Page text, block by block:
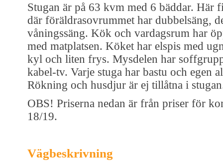
Stugan är på 63 kvm med 6 bäddar. Här
där föräldrasovrummet har dubbelsäng,
våningssäng. Kök och vardagsrum har
med matplatsen. Köket har elspis med
kyl och liten frys. Mysdelen har
kabel-tv. Varje stuga har bastu och egen
Rökning och husdjur är ej tillåtna i
OBS! Priserna nedan är från priser för
18/19.
Vägbeskrivning